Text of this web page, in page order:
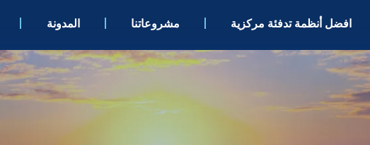
افضل أنظمة تدفئة مركزية مشروعاتنا المدونة